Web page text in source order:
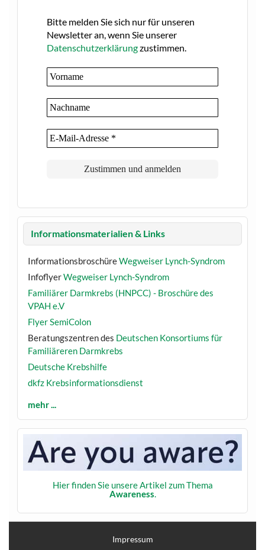
Bitte melden Sie sich nur für unseren
Newsletter an, wenn Sie unserer
Datenschutzerklärungzustimmen.
Informationsmaterialien & Links
InformationsbroschüreWegweiser Lynch-Syndrom
InfoflyerWegweiser Lynch-Syndrom
Familiärer Darmkrebs (HNPCC) - Broschüre des
VPAH e.V
Flyer SemiColon
Beratungszentren des Deutschen Konsortiums für
Familiäreren Darmkrebs
Deutsche Krebshilfe
dkfz Krebsinformationsdienst
mehr ...
Hier finden Sie unsere Artikel zum Thema
Awareness.
Impressum